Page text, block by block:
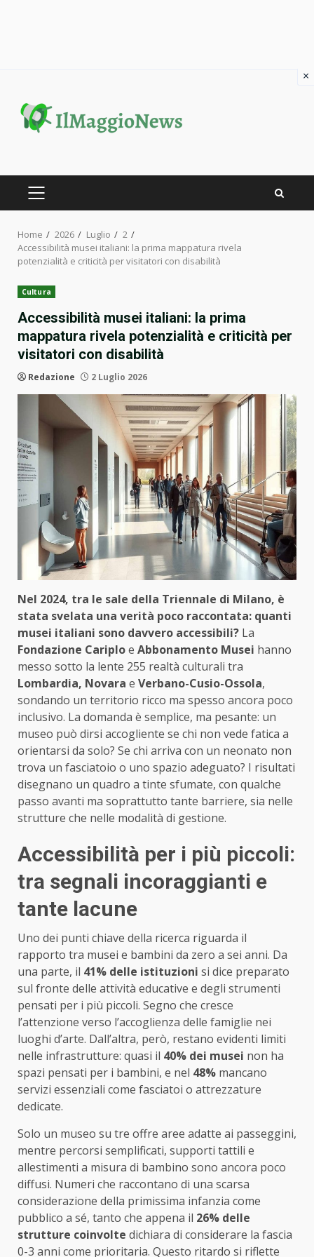
content
PRIMARY
Home 2026 Luglio
2
Accessibilità musei italiani: la prima mappatura rivela
potenzialità e criticità per visitatori con disabilità
Cultura
Accessibilità musei italiani: la prima
mappatura rivela potenzialità e criticità per
visitatori con disabilità
Redazione 2 Luglio 2026
Nel 2024, tra le sale della Triennale di Milano, è
stata svelata una verità poco raccontata: quanti
musei italiani sono davvero accessibili? La
Fondazione Cariploe Abbonamento Musei hanno
messo sotto la lente 255 realtà culturali tra
Lombardia, Novara e Verbano-Cusio-Ossola,
sondando un territorio ricco ma spesso ancora poco
inclusivo. La domanda è semplice, ma pesante: un
museo può dirsi accogliente se chi non vede fatica a
orientarsi da solo? Se chi arriva con un neonato non
trova un fasciatoio o uno spazio adeguato? I risultati
disegnano un quadro a tinte sfumate, con qualche
passo avanti ma soprattutto tante barriere, sia nelle
strutture che nelle modalità di gestione.
Accessibilità per i più piccoli:
tra segnali incoraggianti e
tante lacune
Uno dei punti chiave della ricerca riguarda il
rapporto tra musei e bambini da zero a sei anni. Da
una parte, il 41% delle istituzioni si dice preparato
sul fronte delle attività educative e degli strumenti
pensati per i più piccoli. Segno che cresce
l’attenzione verso l’accoglienza delle famiglie nei
luoghi d’arte. Dall’altra, però, restano evidenti limiti
nelle infrastrutture: quasi il 40% dei musei non ha
spazi pensati per i bambini, e nel 48% mancano
servizi essenziali come fasciatoi o attrezzature
dedicate.
Solo un museo su tre offre aree adatte ai passeggini,
mentre percorsi semplificati, supporti tattili e
allestimenti a misura di bambino sono ancora poco
diffusi. Numeri che raccontano di una scarsa
considerazione della primissima infanzia come
pubblico a sé, tanto che appena il 26% delle
strutture coinvolte dichiara di considerare la fascia
0-3 anni come prioritaria. Questo ritardo si riflette
×